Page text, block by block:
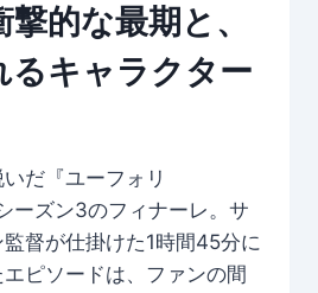
的な最期と、
るキャラクター
だ『ユーフォリ
ーズン3のフィナーレ。サ
督が仕掛けた1時間45分に
ピソードは、ファンの間